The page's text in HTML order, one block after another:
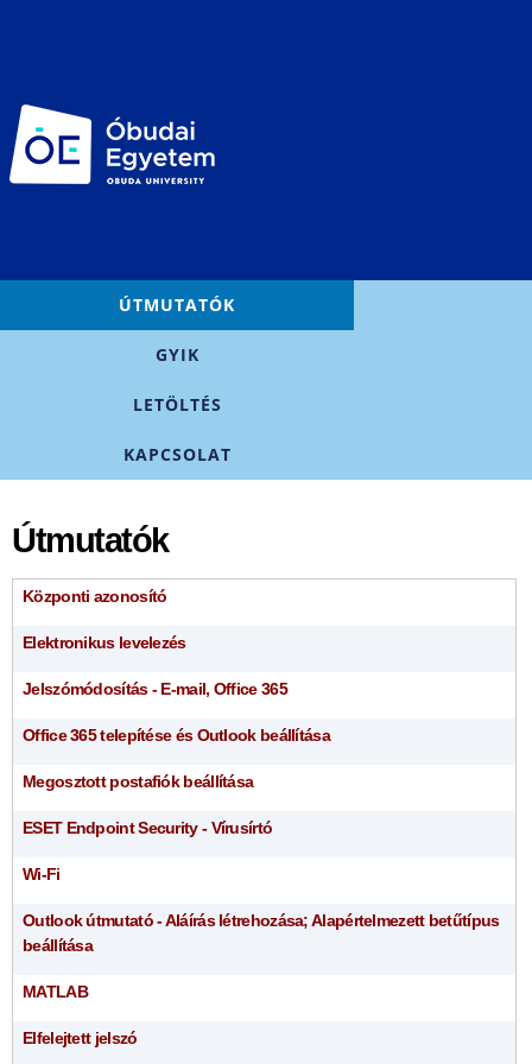
ÚTMUTATÓK
GYIK
LETÖLTÉS
KAPCSOLAT
Útmutatók
Központi azonosító
Elektronikus levelezés
Jelszómódosítás - E-mail, Office 365
Office 365 telepítése és Outlook beállítása
Megosztott postafiók beállítása
ESET Endpoint Security - Vírusírtó
Wi-Fi
Outlook útmutató - Aláírás létrehozása; Alapértelmezett betűtípus
beállítása
MATLAB
Elfelejtett jelszó